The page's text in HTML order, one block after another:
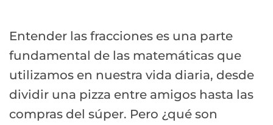
Entender las fracciones es una parte
fundamental de las matemáticas que
utilizamos en nuestra vida diaria, desde
dividir una pizza entre amigos hasta las
compras del súper. Pero ¿qué son